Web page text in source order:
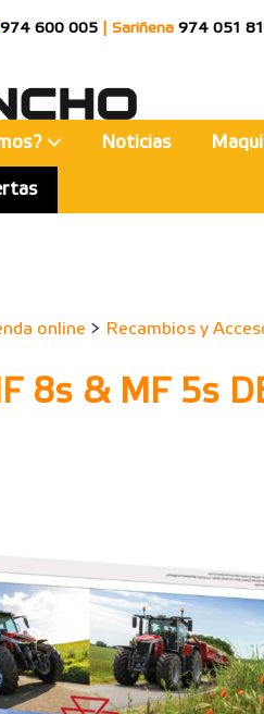
974 600 005 Sariñena 974 051
Noticias
online > Recambios y
8s & MF 5s